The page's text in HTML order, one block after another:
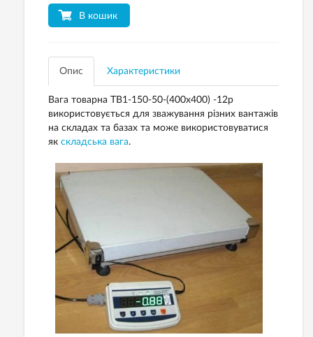
В кошик
Опис Характеристики
Вага товарна ТВ1-150-50-(400х400) -12p
використовується для зважування різних вантажів
на складах та базах та може використовуватися
як складська вага.